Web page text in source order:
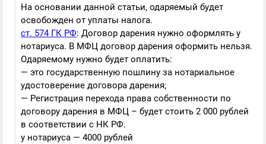
На основании данной статьи, одаряемый будет
освобожден от уплаты налога.
ст. 574 ГК РФ: Договор дарения нужно оформлять у
нотариуса. В МФЦ договор дарения оформить нельзя.
Одаряемому нужно будет оплатить:
— это государственную пошлину за нотариальное
удостоверение договора дарения;
— Регистрация перехода права собственности по
договору дарения в МФЦ – будет стоить 2 000 рублей
в соответствии с НК РФ.
у нотариуса — 4000 рублей